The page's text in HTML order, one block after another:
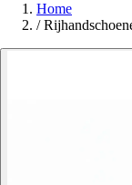
Home
/